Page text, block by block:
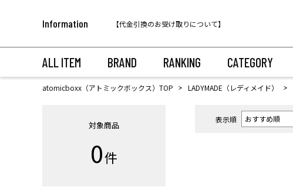
Information
【代金引換のお受け取りについて】
【重要】予約商品のお支払い方法（代金引換）変更に関するお知らせ
ALL ITEM BRAND RANKING CATEGORY
atomicboxx（アトミックボックス）TOP LADYMADE（レディメイド）
表示順
対象商品
0件